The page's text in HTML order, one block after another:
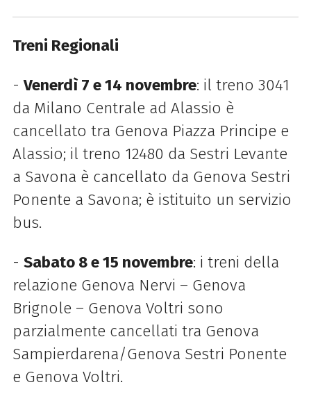
Treni Regionali
-Venerdì 7 e 14 novembre: il treno 3041
da Milano Centrale ad Alassio è
cancellato tra Genova Piazza Principe e
Alassio; il treno 12480 da Sestri Levante
a Savona è cancellato da Genova Sestri
Ponente a Savona; è istituito un servizio
bus.
- Sabato 8 e 15 novembre: i treni della
relazione Genova Nervi – Genova
Brignole – Genova Voltri sono
parzialmente cancellati tra Genova
Sampierdarena/Genova Sestri Ponente
e Genova Voltri.